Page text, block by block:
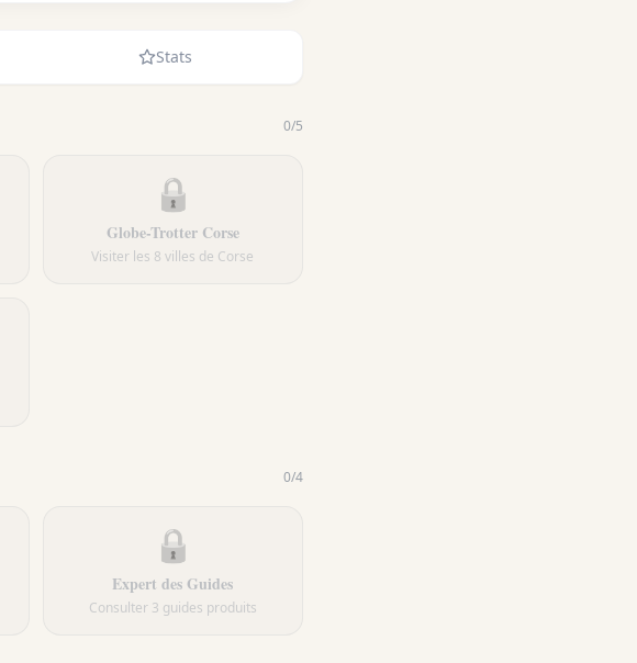
Stats
0/5
🔒
Globe-Trotter Corse
Visiter les 8 villes de Corse
0/4
🔒
Expert des Guides
Consulter 3 guides produits